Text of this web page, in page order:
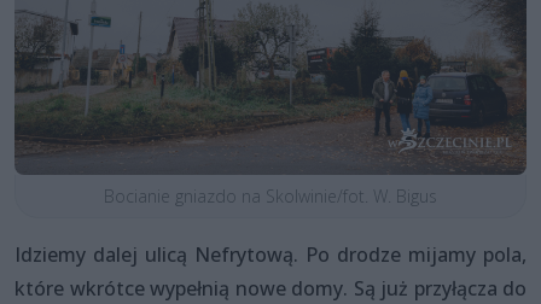
Bocianie gniazdo na Skolwinie/fot. W. Bigus
Idziemy dalej ulicą Nefrytową. Po drodze mijamy pola,
które wkrótce wypełnią nowe domy. Są już przyłącza do